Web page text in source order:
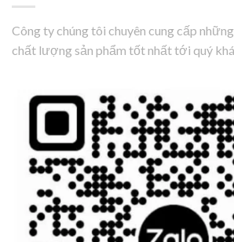
Công ty chúng tôi chuyên cung cấp
chất lượng sản phẩm tốt nhất tới quý